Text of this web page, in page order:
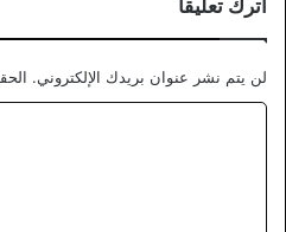
اترك تعليقاً
لن يتم نشر عنوان بريدك الإلكتروني.